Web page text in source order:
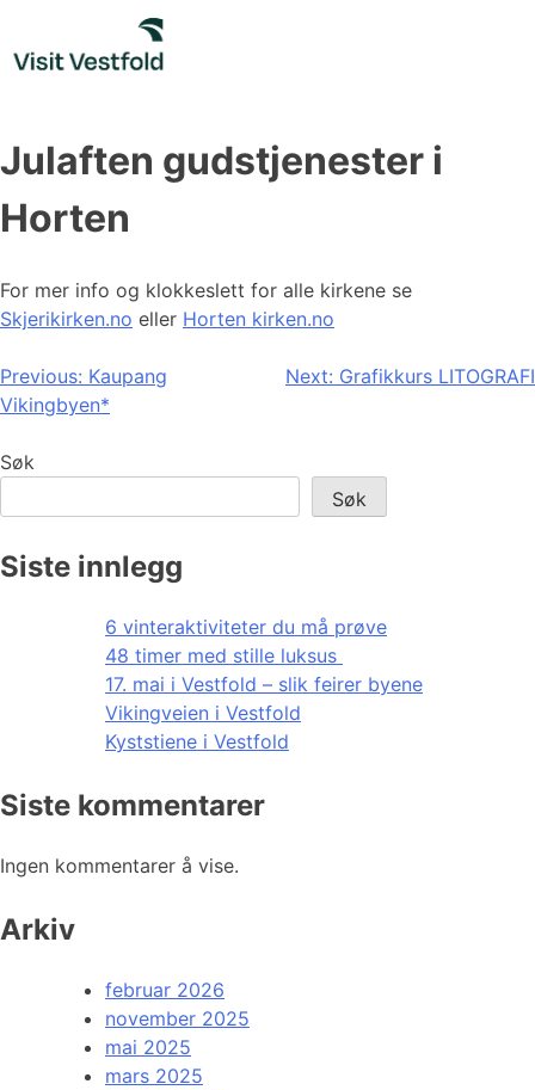
content
Julaften gudstjenester i
Horten
For mer info og klokkeslett for alle kirkene se
Skjerikirken.no eller Horten kirken.no
Innleggsnavigasjon
Previous: Kaupang
Vikingbyen*
Next: Grafikkurs LITOGRAFI
Søk
Søk
Siste innlegg
6 vinteraktiviteter du må prøve
48 timer med stille luksus
17. mai i Vestfold – slik feirer byene
Vikingveien i Vestfold
Kyststiene i Vestfold
Siste kommentarer
Ingen kommentarer å vise.
Arkiv
februar 2026
november 2025
mai 2025
mars 2025